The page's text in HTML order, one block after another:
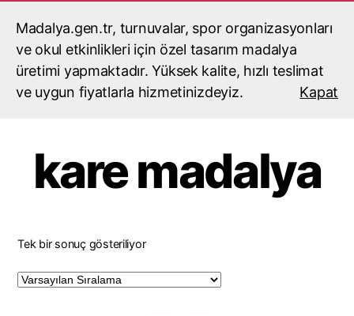
Madalya.gen.tr, turnuvalar, spor organizasyonları
ve okul etkinlikleri için özel tasarım madalya
üretimi yapmaktadır. Yüksek kalite, hızlı teslimat
ve uygun fiyatlarla hizmetinizdeyiz.
Kapat
madalyacı,madalya,madalya
yaptırma,madalya fiyatları
kare madalya
Tek bir sonuç gösteriliyor